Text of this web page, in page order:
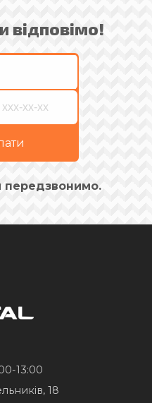
відповімо!
передзвонимо.
13:00
18